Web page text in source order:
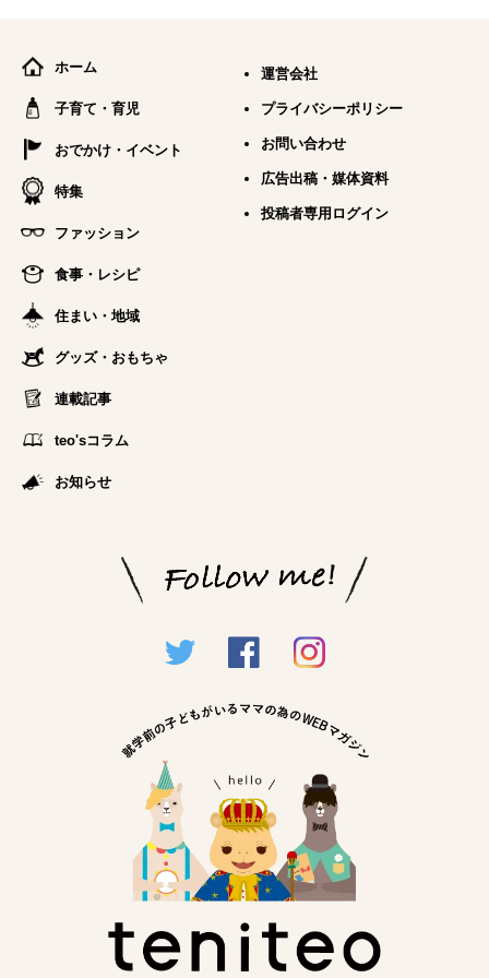
ホーム
子育て・育児
おでかけ・イベント
特集
ファッション
食事・レシピ
住まい・地域
グッズ・おもちゃ
連載記事
teo'sコラム
お知らせ
運営会社
プライバシーポリシー
お問い合わせ
広告出稿・媒体資料
投稿者専用ログイン